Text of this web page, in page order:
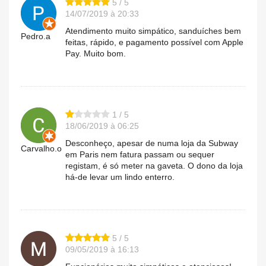
Pedro.a
5 / 5
14/07/2019 à 20:33
Atendimento muito simpático, sanduíches bem
feitas, rápido, e pagamento possível com Apple
Pay. Muito bom.
Carvalho.o
1 / 5
18/06/2019 à 06:25
Desconheço, apesar de numa loja da Subway
em Paris nem fatura passam ou sequer
registam, é só meter na gaveta. O dono da loja
há-de levar um lindo enterro.
5 / 5
09/05/2019 à 16:13